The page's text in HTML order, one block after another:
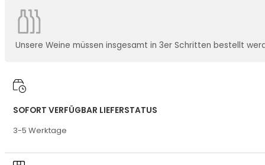
Gemischter
Satz
Demeter
2023
Unsere Weine müssen insgesamt in 3er Schritten bestellt
SOFORT VERFÜGBAR LIEFERSTATUS
3-5 Werktage